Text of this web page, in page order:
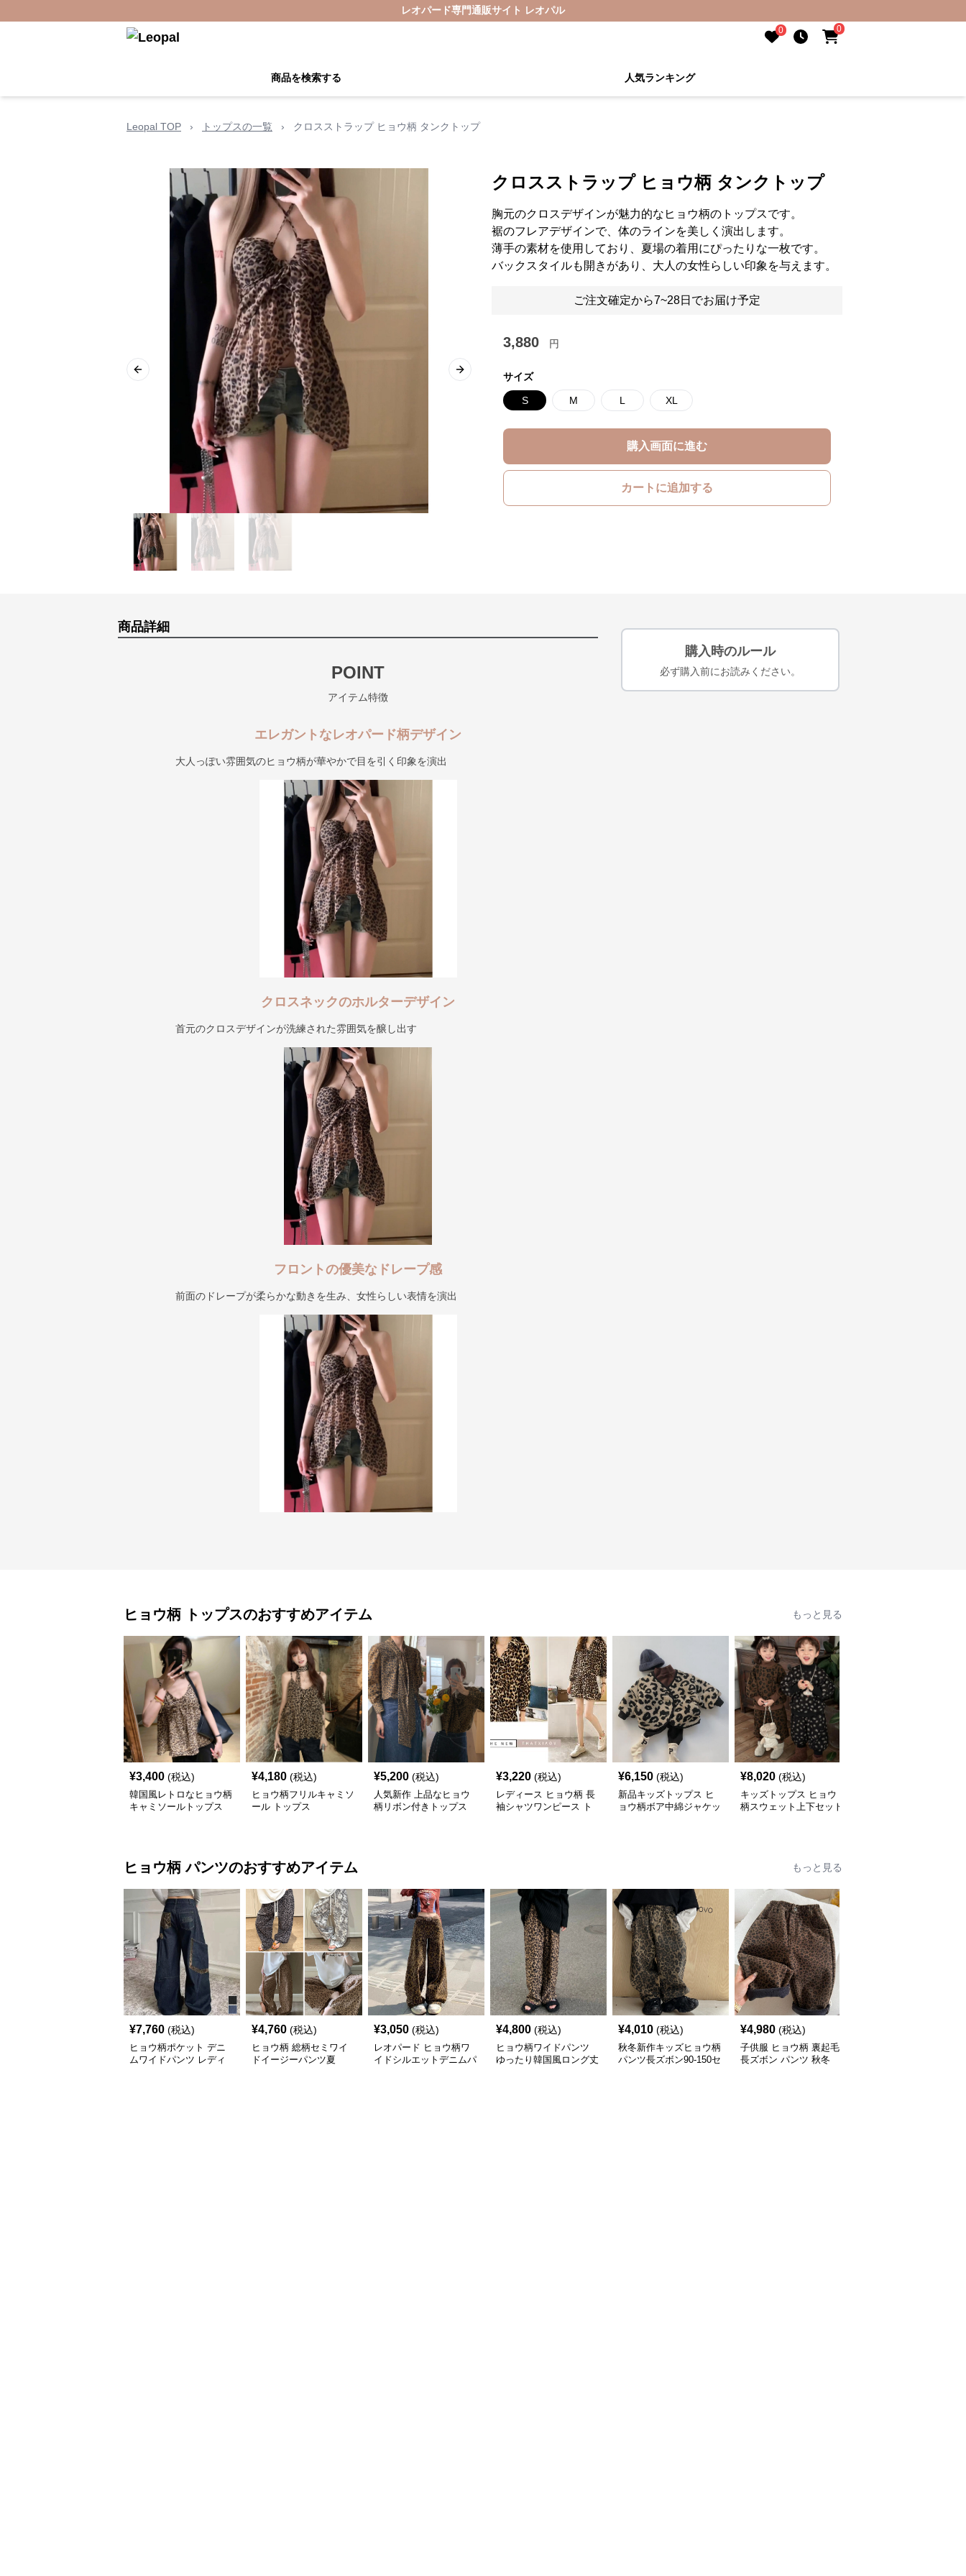
レオパード専門通販サイト レオパル
0 0
商品を検索する 人気ランキング
Leopal TOP › トップスの一覧 › クロスストラップ ヒョウ柄 タンクトップ
Previous slide Next slide
クロスストラップ ヒョウ柄 タンクトップ
胸元のクロスデザインが魅力的なヒョウ柄のトップスです。
裾のフレアデザインで、体のラインを美しく演出します。
薄手の素材を使用しており、夏場の着用にぴったりな一枚です。
バックスタイルも開きがあり、大人の女性らしい印象を与えます。
ご注文確定から7~28日でお届け予定
3,880 円
サイズ
S M L XL
購入画面に進む
カートに追加する
商品詳細
POINT
アイテム特徴
エレガントなレオパード柄デザイン
大人っぽい雰囲気のヒョウ柄が華やかで目を引く印象を演出
クロスネックのホルターデザイン
首元のクロスデザインが洗練された雰囲気を醸し出す
フロントの優美なドレープ感
前面のドレープが柔らかな動きを生み、女性らしい表情を演出
購入時のルール
必ず購入前にお読みください。
ヒョウ柄 トップスのおすすめアイテム もっと見る
¥3,400 (税込)
韓国風レトロなヒョウ柄
キャミソールトップス
¥4,180 (税込)
ヒョウ柄フリルキャミソ
ール トップス
¥5,200 (税込)
人気新作 上品なヒョウ
柄リボン付きトップス
¥3,220 (税込)
レディース ヒョウ柄 長
袖シャツワンピース ト
¥6,150 (税込)
新品キッズトップス ヒ
ョウ柄ボア中綿ジャケッ
¥8,020 (税込)
キッズトップス ヒョウ
柄スウェット上下セット
ヒョウ柄 パンツのおすすめアイテム もっと見る
¥7,760 (税込)
ヒョウ柄ポケット デニ
ムワイドパンツ レディ
¥4,760 (税込)
ヒョウ柄 総柄セミワイ
ドイージーパンツ夏
¥3,050 (税込)
レオパード ヒョウ柄ワ
イドシルエットデニムパ
¥4,800 (税込)
ヒョウ柄ワイドパンツ
ゆったり韓国風ロング丈
¥4,010 (税込)
秋冬新作キッズヒョウ柄
パンツ長ズボン90-150セ
¥4,980 (税込)
子供服 ヒョウ柄 裏起毛
長ズボン パンツ 秋冬